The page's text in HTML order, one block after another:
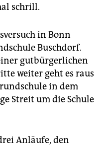
schrill.
in Bonn
Buschdorf.
gutbürgerlichen
weiter geht es raus
in dem
Streit um die Schule
Anläufe, den